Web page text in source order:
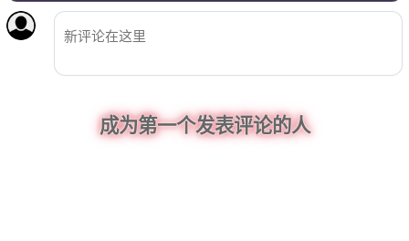
成为第一个发表评论的人